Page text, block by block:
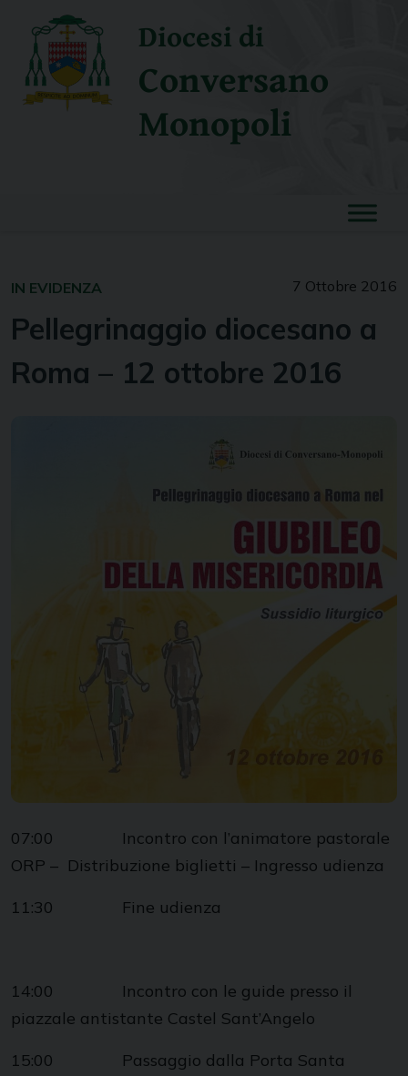
content
Diocesi di
Conversano
Monopoli
7 Ottobre 2016
IN EVIDENZA
Pellegrinaggio diocesano a
Roma – 12 ottobre 2016
07:00 Incontro con l’animatore pastorale
ORP – Distribuzione biglietti – Ingresso udienza
11:30 Fine udienza
14:00 Incontro con le guide presso il
piazzale antistante Castel Sant’Angelo
15:00 Passaggio dalla Porta Santa